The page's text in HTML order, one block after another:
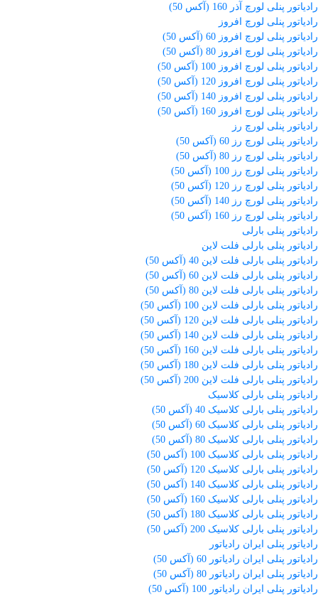
رادیاتور پنلی لورچ آذر 160 (آکس 50)
رادیاتور پنلی لورچ افروز
رادیاتور پنلی لورچ افروز 60 (آکس 50)
رادیاتور پنلی لورچ افروز 80 (آکس 50)
رادیاتور پنلی لورچ افروز 100 (آکس 50)
رادیاتور پنلی لورچ افروز 120 (آکس 50)
رادیاتور پنلی لورچ افروز 140 (آکس 50)
رادیاتور پنلی لورچ افروز 160 (آکس 50)
رادیاتور پنلی لورچ رز
رادیاتور پنلی لورچ رز 60 (آکس 50)
رادیاتور پنلی لورچ رز 80 (آکس 50)
رادیاتور پنلی لورچ رز 100 (آکس 50)
رادیاتور پنلی لورچ رز 120 (آکس 50)
رادیاتور پنلی لورچ رز 140 (آکس 50)
رادیاتور پنلی لورچ رز 160 (آکس 50)
رادیاتور پنلی بارلی
رادیاتور پنلی بارلی فلت لاین
رادیاتور پنلی بارلی فلت لاین 40 (آکس 50)
رادیاتور پنلی بارلی فلت لاین 60 (آکس 50)
رادیاتور پنلی بارلی فلت لاین 80 (آکس 50)
رادیاتور پنلی بارلی فلت لاین 100 (آکس 50)
رادیاتور پنلی بارلی فلت لاین 120 (آکس 50)
رادیاتور پنلی بارلی فلت لاین 140 (آکس 50)
رادیاتور پنلی بارلی فلت لاین 160 (آکس 50)
رادیاتور پنلی بارلی فلت لاین 180 (آکس 50)
رادیاتور پنلی بارلی فلت لاین 200 (آکس 50)
رادیاتور پنلی بارلی کلاسیک
رادیاتور پنلی بارلی کلاسیک 40 (آکس 50)
رادیاتور پنلی بارلی کلاسیک 60 (آکس 50)
رادیاتور پنلی بارلی کلاسیک 80 (آکس 50)
رادیاتور پنلی بارلی کلاسیک 100 (آکس 50)
رادیاتور پنلی بارلی کلاسیک 120 (آکس 50)
رادیاتور پنلی بارلی کلاسیک 140 (آکس 50)
رادیاتور پنلی بارلی کلاسیک 160 (آکس 50)
رادیاتور پنلی بارلی کلاسیک 180 (آکس 50)
رادیاتور پنلی بارلی کلاسیک 200 (آکس 50)
رادیاتور پنلی ایران رادیاتور
رادیاتور پنلی ایران رادیاتور 60 (آکس 50)
رادیاتور پنلی ایران رادیاتور 80 (آکس 50)
رادیاتور پنلی ایران رادیاتور 100 (آکس 50)